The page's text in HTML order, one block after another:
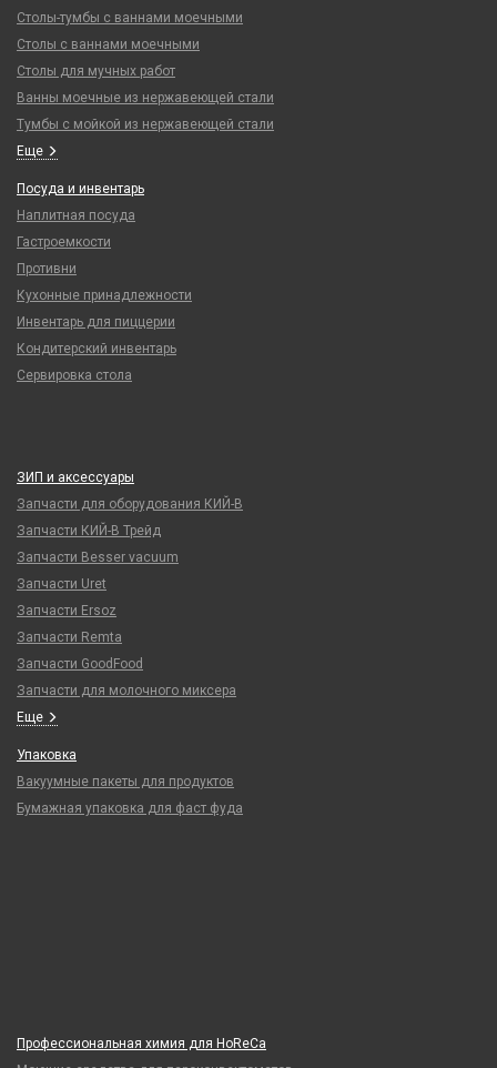
Столы-тумбы с ваннами моечными
Столы с ваннами моечными
Столы для мучных работ
Ванны моечные из нержавеющей стали
Тумбы с мойкой из нержавеющей стали
Еще
Посуда и инвентарь
Наплитная посуда
Гастроемкости
Противни
Кухонные принадлежности
Инвентарь для пиццерии
Кондитерский инвентарь
Сервировка стола
ЗИП и аксессуары
Запчасти для оборудования КИЙ-В
Запчасти КИЙ-В Трейд
Запчасти Besser vacuum
Запчасти Uret
Запчасти Ersoz
Запчасти Remta
Запчасти GoodFood
Запчасти для молочного миксера
Еще
Упаковка
Вакуумные пакеты для продуктов
Бумажная упаковка для фаст фуда
Профессиональная химия для HoReCa